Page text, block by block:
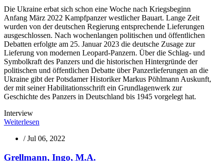
Die Ukraine erbat sich schon eine Woche nach Kriegsbeginn
Anfang März 2022 Kampfpanzer westlicher Bauart. Lange Zeit
wurden von der deutschen Regierung entsprechende Lieferungen
ausgeschlossen. Nach wochenlangen politischen und öffentlichen
Debatten erfolgte am 25. Januar 2023 die deutsche Zusage zur
Lieferung von modernen Leopard-Panzern. Über die Schlag- und
Symbolkraft des Panzers und die historischen Hintergründe der
politischen und öffentlichen Debatte über Panzerlieferungen an die
Ukraine gibt der Potsdamer Historiker Markus Pöhlmann Auskunft,
der mit seiner Habilitationsschrift ein Grundlagenwerk zur
Geschichte des Panzers in Deutschland bis 1945 vorgelegt hat.
Interview
Weiterlesen
/ Jul 06, 2022
Grellmann, Ingo, M.A.